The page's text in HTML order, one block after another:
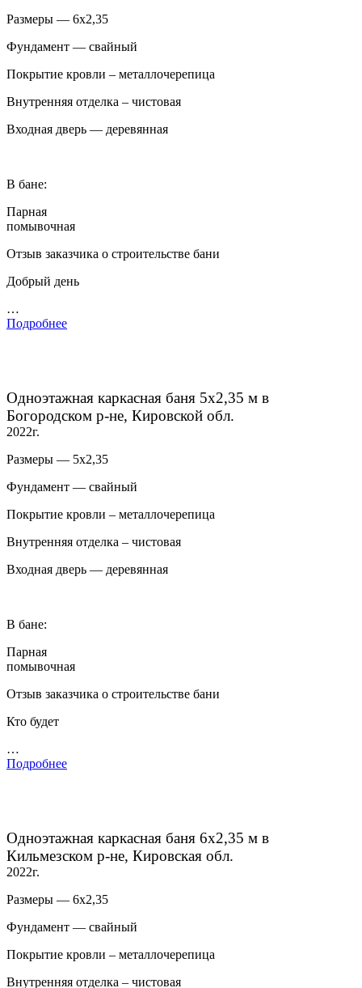
Размеры — 6х2,35
Фундамент — свайный
Покрытие кровли – металлочерепица
Внутренняя отделка – чистовая
Входная дверь — деревянная
В бане:
Парная
помывочная
Отзыв заказчика о строительстве бани
Добрый день
…
Подробнее
Одноэтажная каркасная баня 5х2,35 м в
Богородском р-не, Кировской обл.
2022г.
Размеры — 5х2,35
Фундамент — свайный
Покрытие кровли – металлочерепица
Внутренняя отделка – чистовая
Входная дверь — деревянная
В бане:
Парная
помывочная
Отзыв заказчика о строительстве бани
Кто будет
…
Подробнее
Одноэтажная каркасная баня 6х2,35 м в
Кильмезском р-не, Кировская обл.
2022г.
Размеры — 6х2,35
Фундамент — свайный
Покрытие кровли – металлочерепица
Внутренняя отделка – чистовая